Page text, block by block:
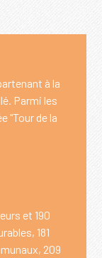
à la
Parmi les
"Tour de la
et 190
181
209